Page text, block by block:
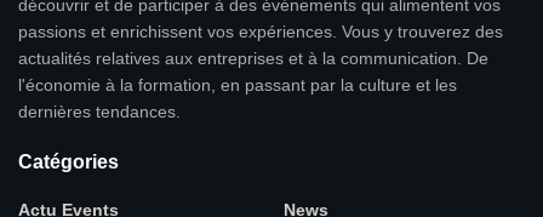
découvrir et de participer à des événements qui alimentent vos
passions et enrichissent vos expériences. Vous y trouverez des
actualités relatives aux entreprises et à la communication. De
l'économie à la formation, en passant par la culture et les
dernières tendances.
Catégories
Actu Events
News